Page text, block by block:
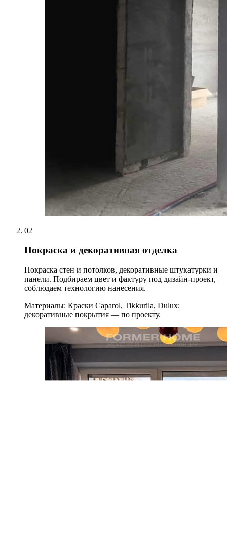
02
Покраска и декоративная отделка
Покраска стен и потолков, декоративные штукатурки и
панели. Подбираем цвет и фактуру под дизайн-проект,
соблюдаем технологию нанесения.
Материалы: Краски Caparol, Tikkurila, Dulux;
декоративные покрытия — по проекту.